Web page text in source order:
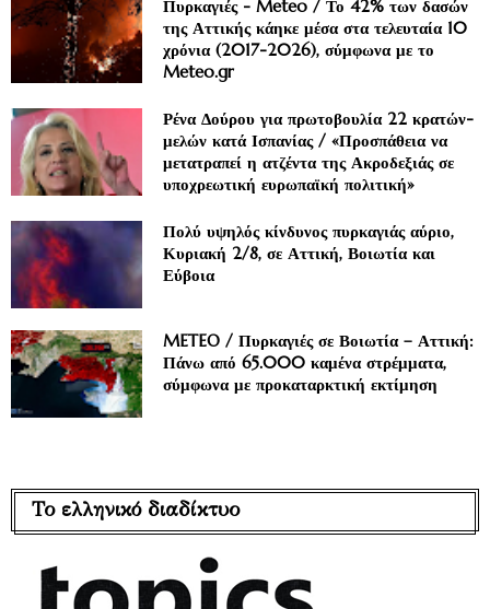
Πυρκαγιές - Meteo / Το 42% των δασών
της Αττικής κάηκε μέσα στα τελευταία 10
χρόνια (2017-2026), σύμφωνα με το
Meteo.gr
Ρένα Δούρου για πρωτοβουλία 22 κρατών-
μελών κατά Ισπανίας / «Προσπάθεια να
μετατραπεί η ατζέντα της Ακροδεξιάς σε
υποχρεωτική ευρωπαϊκή πολιτική»
Πολύ υψηλός κίνδυνος πυρκαγιάς αύριο,
Κυριακή 2/8, σε Αττική, Βοιωτία και
Εύβοια
METEO / Πυρκαγιές σε Βοιωτία – Αττική:
Πάνω από 65.000 καμένα στρέμματα,
σύμφωνα με προκαταρκτική εκτίμηση
Το ελληνικό διαδίκτυο